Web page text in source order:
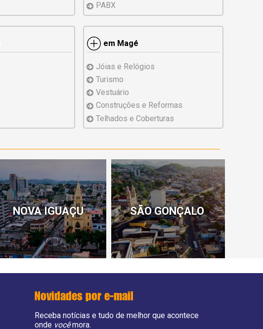
PABX
em Magé
Jóias e Relógios
Turismo
Vestuário
Construções e Reformas
Telhados e Coberturas
NOVA IGUAÇU SÃO GONÇALO
Novidades por e-mail
Receba notícias e tudo de melhor que acontece
onde vocêmora.